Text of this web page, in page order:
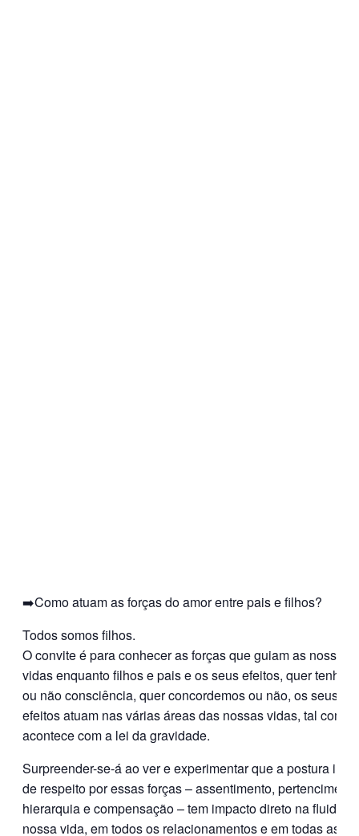
➡️Como atuam as forças do amor entre pais e filhos?
Todos somos filhos.
O convite é para conhecer as forças que guiam as nossas
vidas enquanto filhos e pais e os seus efeitos, quer
ou não consciência, quer concordemos ou não, os seus
efeitos atuam nas várias áreas das nossas vidas, tal como
acontece com a lei da gravidade.
Surpreender-se-á ao ver e experimentar que a postura
de respeito por essas forças – assentimento,
hierarquia e compensação – tem impacto direto na fluidez
nossa vida, em todos os relacionamentos e em todas as